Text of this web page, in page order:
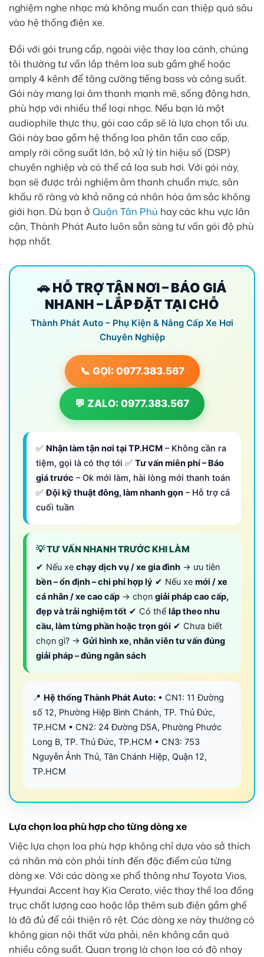
nghiệm nghe nhạc mà không muốn can thiệp quá sâu
vào hệ thống điện xe.
Đối với gói trung cấp, ngoài việc thay loa cánh, chúng
tôi thường tư vấn lắp thêm loa sub gầm ghế hoặc
amply 4 kênh để tăng cường tiếng bass và công suất.
Gói này mang lại âm thanh mạnh mẽ, sống động hơn,
phù hợp với nhiều thể loại nhạc. Nếu bạn là một
audiophile thực thụ, gói cao cấp sẽ là lựa chọn tối ưu.
Gói này bao gồm hệ thống loa phân tần cao cấp,
amply rời công suất lớn, bộ xử lý tín hiệu số (DSP)
chuyên nghiệp và có thể cả loa sub hơi. Với gói này,
bạn sẽ được trải nghiệm âm thanh chuẩn mực, sân
khấu rõ ràng và khả năng cá nhân hóa âm sắc không
giới hạn. Dù bạn ở Quận Tân Phú hay các khu vực lân
cận, Thành Phát Auto luôn sẵn sàng tư vấn gói độ phù
hợp nhất.
🚗 HỖ TRỢ TẬN NƠI – BÁO GIÁ
NHANH – LẮP ĐẶT TẠI CHỖ
Thành Phát Auto – Phụ Kiện & Nâng Cấp Xe Hơi
Chuyên Nghiệp
📞 GỌI: 0977.383.567
💬 ZALO: 0977.383.567
✅ Nhận làm tận nơi tại TP.HCM – Không cần ra
tiệm, gọi là có thợ tới ✅ Tư vấn miễn phí – Báo
giá trước – Ok mới làm, hài lòng mới thanh toán
✅Đội kỹ thuật đông, làm nhanh gọn – Hỗ trợ cả
cuối tuần
💡 TƯ VẤN NHANH TRƯỚC KHI LÀM
✔ Nếu xe chạy dịch vụ / xe gia đình → ưu tiên
bền – ổn định – chi phí hợp lý ✔ Nếu xe mới / xe
cá nhân / xe cao cấp → chọn giải pháp cao cấp,
đẹp và trải nghiệm tốt ✔ Có thể lắp theo nhu
cầu, làm từng phần hoặc trọn gói ✔ Chưa biết
chọn gì? → Gửi hình xe, nhân viên tư vấn đúng
giải pháp – đúng ngân sách
📍 Hệ thống Thành Phát Auto: • CN1: 11 Đường
số 12, Phường Hiệp Bình Chánh, TP. Thủ Đức,
TP.HCM • CN2: 24 Đường D5A, Phường Phước
Long B, TP. Thủ Đức, TP.HCM • CN3: 753
Nguyễn Ảnh Thủ, Tân Chánh Hiệp, Quận 12,
TP.HCM
Lựa chọn loa phù hợp cho từng dòng xe
Việc lựa chọn loa phù hợp không chỉ dựa vào sở thích
cá nhân mà còn phải tính đến đặc điểm của từng
dòng xe. Với các dòng xe phổ thông như Toyota Vios,
Hyundai Accent hay Kia Cerato, việc thay thế loa đồng
trục chất lượng cao hoặc lắp thêm sub điện gầm ghế
là đã đủ để cải thiện rõ rệt. Các dòng xe này thường có
không gian nội thất vừa phải, nên không cần quá
nhiều công suất. Quan trọng là chọn loa có độ nhạy